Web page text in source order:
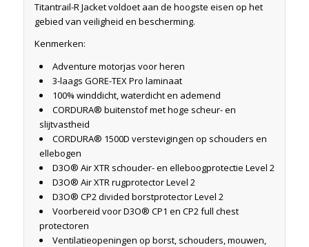
Titantrail-R Jacket voldoet aan de hoogste eisen op het
gebied van veiligheid en bescherming.
Kenmerken:
Adventure motorjas voor heren
3-laags GORE-TEX Pro laminaat
100% winddicht, waterdicht en ademend
CORDURA® buitenstof met hoge scheur- en
slijtvastheid
CORDURA® 1500D verstevigingen op schouders en
ellebogen
D3O® Air XTR schouder- en elleboogprotectie Level 2
D3O® Air XTR rugprotector Level 2
D3O® CP2 divided borstprotector Level 2
Voorbereid voor D3O® CP1 en CP2 full chest
protectoren
Ventilatieopeningen op borst, schouders, mouwen,